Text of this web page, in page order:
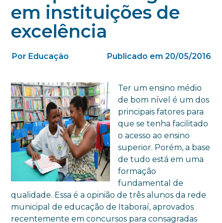
em instituições de
excelência
Por Educação Publicado em 20/05/2016
Ter um ensino médio
de bom nível é um dos
principais fatores para
que se tenha facilitado
o acesso ao ensino
superior. Porém, a base
de tudo está em uma
formação
fundamental de
qualidade. Essa é a opinião de três alunos da rede
municipal de educação de Itaboraí, aprovados
recentemente em concursos para consagradas